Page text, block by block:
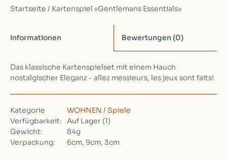
Startseite / Kartenspiel «Gentlemans Essentials»
Informationen Bewertungen (0)
Das klassische Kartenspielset mit einem Hauch
nostalgischer Eleganz - allez messieurs, les jeux sont faits!
Kategorie WOHNEN / Spiele
Verfügbarkeit:
Auf Lager (1)
Gewicht:
84g
Verpackung:
6cm, 9cm, 3cm